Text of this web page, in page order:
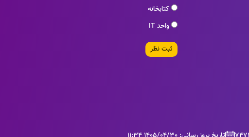
کتابخانه
واحد IT
ثبت نظر